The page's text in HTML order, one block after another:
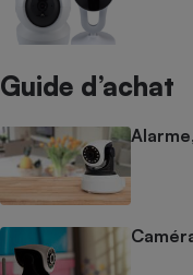
Guide d’achat